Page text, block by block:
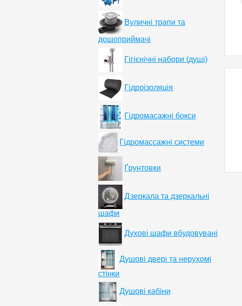
Вуличні трапи та
дощоприймачі
Гігієнічні набори (душі)
Гідроізоляція
Гідромасажні бокси
Гідромассажні системи
Ґрунтовки
Дзеркала та дзеркальні
шафи
Духові шафи вбудовувані
Душові двері та нерухомі
стінки
Душові кабіни